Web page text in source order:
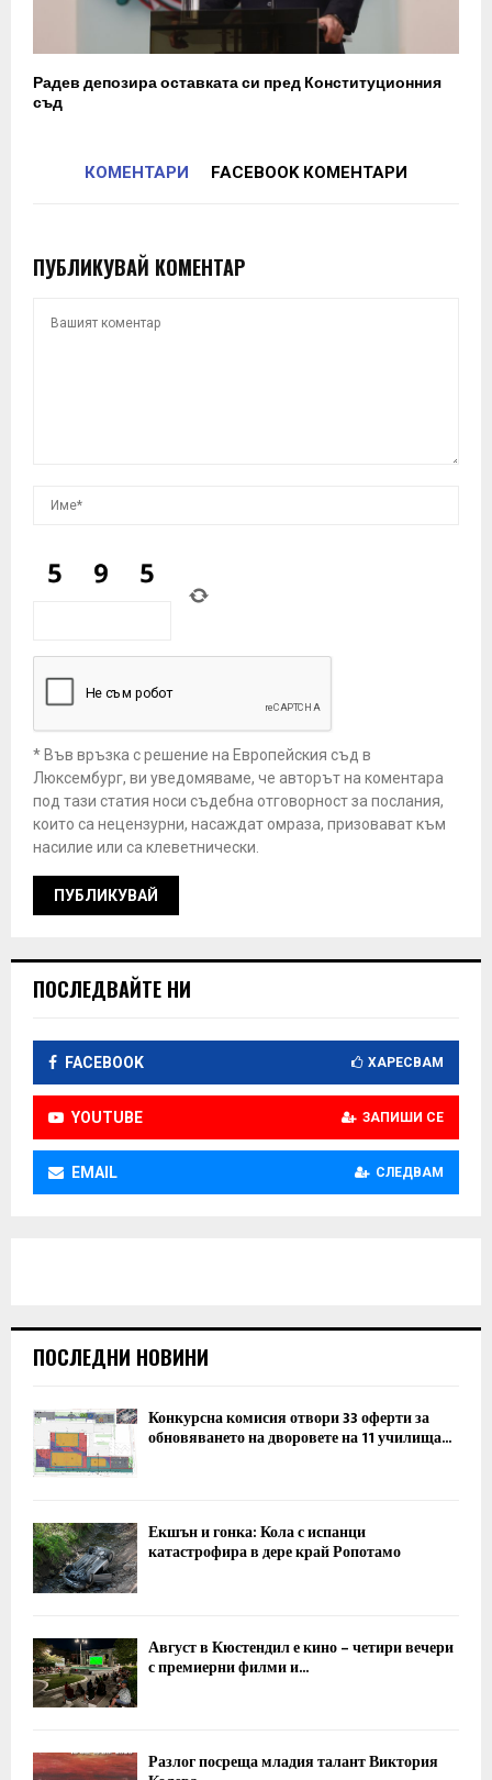
Радев депозира оставката си пред Конституционния
съд
КОМЕНТАРИ FACEBOOK КОМЕНТАРИ
ПУБЛИКУВАЙ КОМЕНТАР
* Във връзка с решение на Европейския съд в
Люксембург, ви уведомяваме, че авторът на коментара
под тази статия носи съдебна отговорност за послания,
които са нецензурни, насаждат омраза, призовават към
насилие или са клеветнически.
ПОСЛЕДВАЙТЕ НИ
FACEBOOK ХАРЕСВАМ
YOUTUBE ЗАПИШИ СЕ
EMAIL СЛЕДВАМ
ПОСЛЕДНИ НОВИНИ
Конкурсна комисия отвори 33 оферти за
обновяването на дворовете на 11 училища...
Екшън и гонка: Кола с испанци
катастрофира в дере край Ропотамо
Август в Кюстендил е кино – четири вечери
с премиерни филми и...
Разлог посреща младия талант Виктория